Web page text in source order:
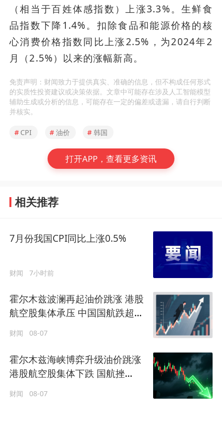
（相当于百姓体感指数）上涨3.3%。生鲜食
品指数下降1.4%。扣除食品和能源价格的核
心消费价格指数同比上涨2.5%，为2024年2
月（2.5%）以来的涨幅新高。
免责声明：财闻致力于提供真实、准确的信息，但不构成任何形式
的实质性投资建议或决策依据。文章中可能存在涉及人工智能模型
辅助生成或分析的信息，可能存在一定的偏差或遗漏，请自行判断
并核实。
# CPI # 油价 # 韩国
打开APP，查看更多资讯
相关推荐
7月份我国CPI同比上涨0.5%
财闻 7小时前
霍尔木兹波澜再起油价跳涨 港股
航空股集体承压 中国国航跌超
3%
财闻 08-07
霍尔木兹海峡博弈升级油价跳涨
港股航空股集体下跌 国航挫
财闻 08-07